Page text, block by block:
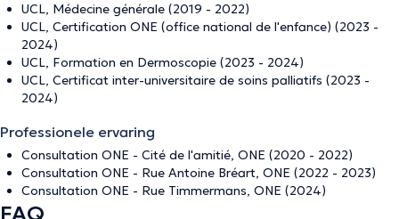
UCL, Médecine générale (2019 - 2022)
UCL, Certification ONE (office national de l'enfance) (2023 -
2024)
UCL, Formation en Dermoscopie (2023 - 2024)
UCL, Certificat inter-universitaire de soins palliatifs (2023 -
2024)
Professionele ervaring
Consultation ONE - Cité de l'amitié, ONE (2020 - 2022)
Consultation ONE - Rue Antoine Bréart, ONE (2022 - 2023)
Consultation ONE - Rue Timmermans, ONE (2024)
FAQ